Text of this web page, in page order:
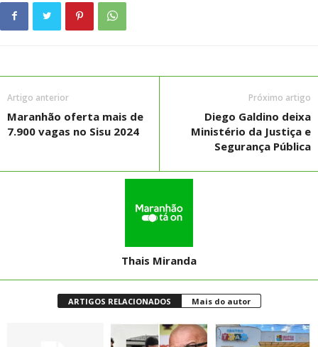
Artigo anterior
Maranhão oferta mais de
7.900 vagas no Sisu 2024
Próximo artigo
Diego Galdino deixa
Ministério da Justiça e
Segurança Pública
Thais Miranda
ARTIGOS RELACIONADOS Mais do autor